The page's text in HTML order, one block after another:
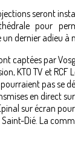
seront
pour
dernier adieu à
captées par
KTO TV et RCF
pas se
en direct
sur écran
Dié. La